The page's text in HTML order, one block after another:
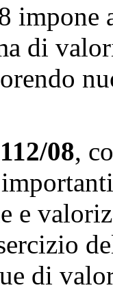
di
08,
e
di